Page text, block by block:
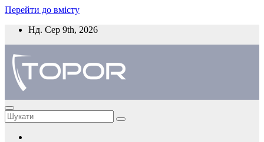
Перейти до вмісту
Нд. Сер 9th, 2026